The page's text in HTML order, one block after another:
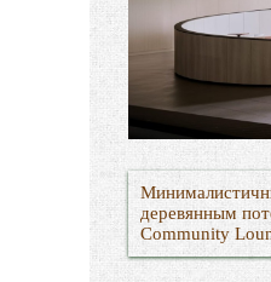
деревянным
Community